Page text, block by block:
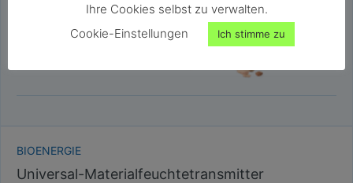
BIOENERGIE
Universal-Materialfeuchtetransmitter
Ihre Cookies selbst zu verwalten.
Cookie-Einstellungen
Ich stimme zu